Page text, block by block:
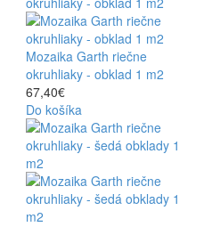
Mozaika Garth riečne
okruhliaky - obklad 1 m2
67,40€
Do košíka